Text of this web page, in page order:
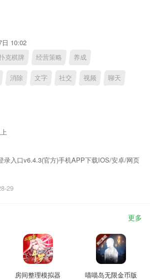
日 10:02
克棋牌 经营策略 养成
消除 文字 社交 视频 聊天
录入口v6.4.3(官方)手机APP下载IOS/安卓/网页
29
更多
房间整理模拟器 喵喵岛无限金币版